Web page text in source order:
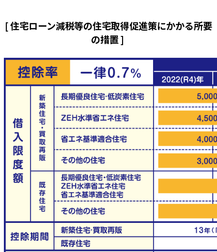
[ 住宅ローン減税等の住宅取得促進策にかかる所要
の措置 ]